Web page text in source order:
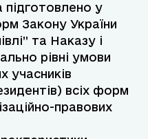
у
Закону України
та Наказу і
рівні умови
учасників
всіх форм
правових